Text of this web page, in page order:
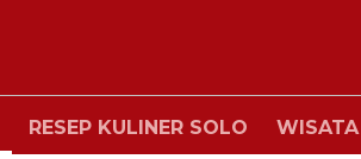
RESEP KULINER SOLO WISATA